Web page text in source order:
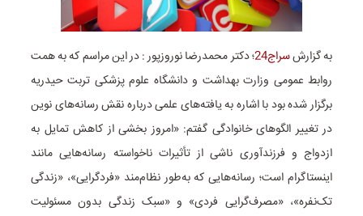
به گزارشسراج24
؛ دکتر محمدرضا نوروزپور : در این مراسم که به همت
روابط عمومی وزارت بهداشت و دانشگاه علوم پزشکی تربت حیدریه
برگزار شده بود با اشاره به یافته‌های علمی درباره نقش رسانه‌های نوین
در تغییر الگوهای خانوادگی گفتم: «امروز بخشی از کاهش تمایل به
ازدواج و فرزندآوری ناشی از تأثیرات ناخواسته رسانه‌هایی مانند
اینستاگرام است؛ رسانه‌هایی که به‌طور نظام‌مند «فردگرایی»، «زندگی
تک‌نفره»، «مصرف‌گرایی فردی» و «سبک زندگی بدون مسئولیت